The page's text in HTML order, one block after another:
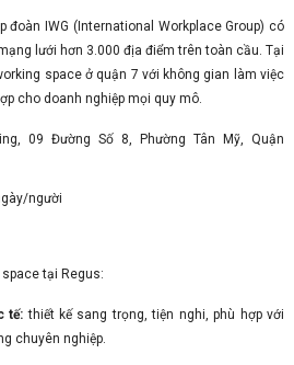
đoàn IWG (International Workplace Group) có
lưới hơn 3.000 địa điểm trên toàn cầu. Tại
space ở quận 7 với không gian làm việc
cho doanh nghiệp mọi quy mô.
09 Đường Số 8, Phường Tân Mỹ, Quận
người
tại Regus:
tế: thiết kế sang trọng, tiện nghi, phù hợp với
chuyên nghiệp.